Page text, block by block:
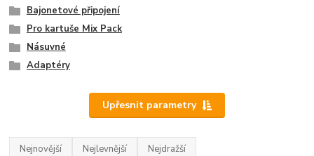
Bajonetové připojení
Pro kartuše Mix Pack
Násuvné
Adaptéry
Upřesnit parametry
Nejnovější Nejlevnější Nejdražší